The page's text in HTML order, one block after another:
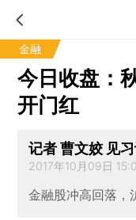
金融
今日收盘：
开门红
记者 曹文姣 见
2017年10月09日
金融股冲高回落，